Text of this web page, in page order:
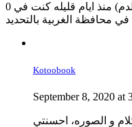
0 أنا لست خائف ( الجنية السوداء آكلة الدم) منذ ايام قليله كنت في
محافظة الغربية بالتحديد
Kotoobook
September 8, 2020 at
و الصوره، احسنتي